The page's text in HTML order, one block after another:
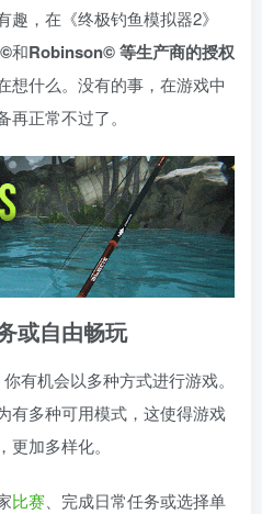
，在《终极钓鱼模拟器2》
和Robinson© 等生产商的授权
想什么。没有的事，在游戏中
正常不过了。
或自由畅玩
有机会以多种方式进行游戏。
有多种可用模式，这使得游戏
加多样化。
比赛、完成日常任务或选择单